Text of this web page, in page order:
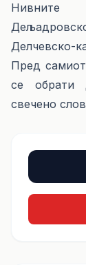
Нивните
Делчевско-
Пред самиот
се обрати
свечено